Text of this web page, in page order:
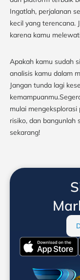
Ingatlah, perjalanan
kecil yang terencana.
karena kamu
Apakah kamu sudah
analisis kamu dalam
Jangan tunda lagi
mulai
risiko, dan bangunlah
sekarang!